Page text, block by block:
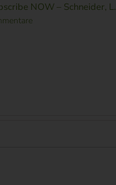
NOW – Schneider, L.